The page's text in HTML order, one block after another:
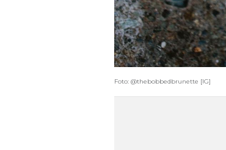
Foto: @thebobbedbrunette [IG]